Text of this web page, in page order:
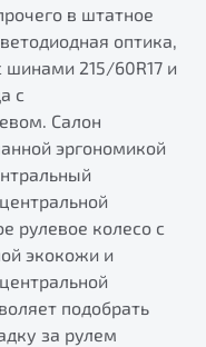
в штатное
оптика,
215/60R17 и
с
Салон
эргономикой
рулевое колесо с
экокожи и
подобрать
за рулем